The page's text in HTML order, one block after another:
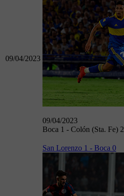
09/04/2023
09/04/2023
Boca 1 - Colón (Sta. Fe) 2
San Lorenzo 1 - Boca 0